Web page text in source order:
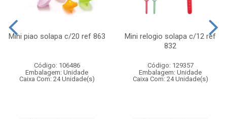
Mini piao solapa c/20 ref 863
Código: 106486
Embalagem: Unidade
Caixa Com: 24 Unidade(s)
Mini relogio solapa c/12 ref
832
Código: 129357
Embalagem: Unidade
Caixa Com: 24 Unidade(s)